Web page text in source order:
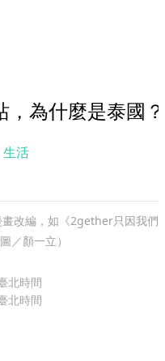
為什麼是泰國？
生活
改編，如《2gether只因我們
／顏一立）
北時間
北時間